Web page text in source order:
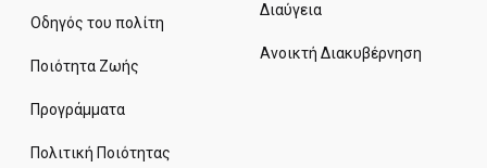
Οδηγός του πολίτη
Ποιότητα Ζωής
Προγράμματα
Πολιτική Ποιότητας
Διαύγεια
Ανοικτή Διακυβέρνηση